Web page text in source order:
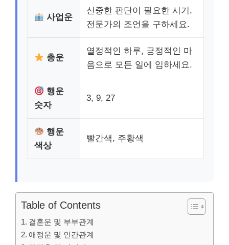
사업운
신중한 판단이 필요한 시기,
전문가의 조언을 구하세요.
총운
열정적인 하루, 긍정적인 마
음으로 모든 일에 임하세요.
행운
숫자
3, 9, 27
행운
색상
빨간색, 주황색
Table of Contents
결혼운 및 부부관계
애정운 및 인간관계